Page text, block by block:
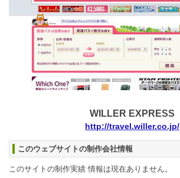
WILLER EXPRESS
http://travel.willer.co.jp/
このウェブサイトの制作会社情報
このサイトの制作実績 情報は現在ありません。